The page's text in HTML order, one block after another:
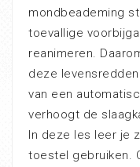
mondbeademing
toevallige
reanimeren.
deze
van een
verhoogt de
In deze les leer je
toestel gebruiken.